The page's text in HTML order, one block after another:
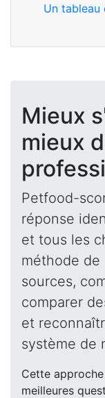
Un tableau
Mieux
mieux
Petfood-
réponse
et tous les
méthode
sources,
comparer
et
système de
Cette
meilleures